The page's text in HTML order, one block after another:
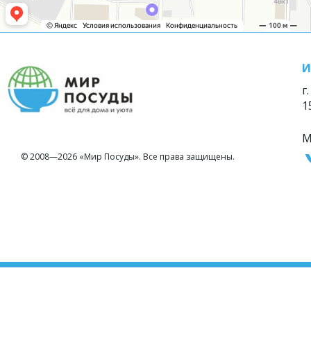
© 2008—2026 «Мир Посуды». Все права защищены.